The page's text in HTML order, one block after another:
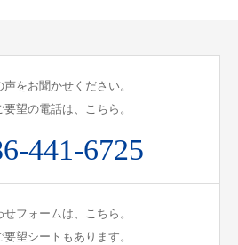
をお聞かせください。
望の電話は、こちら。
441-6725
フォームは、こちら。
望シートもあります。